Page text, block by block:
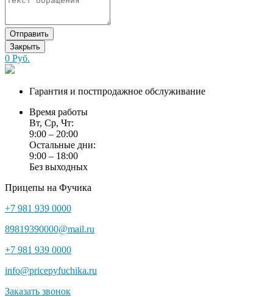
Отправить
Закрыть
0 Руб.
Гарантия и постпродажное обслуживание
Время работы
Вт, Ср, Чт:
9:00 – 20:00
Остальные дни:
9:00 – 18:00
Без выходных
Прицепы на Фучика
+7 981 939 0000
89819390000@mail.ru
+7 981 939 0000
info@pricepyfuchika.ru
Заказать звонок